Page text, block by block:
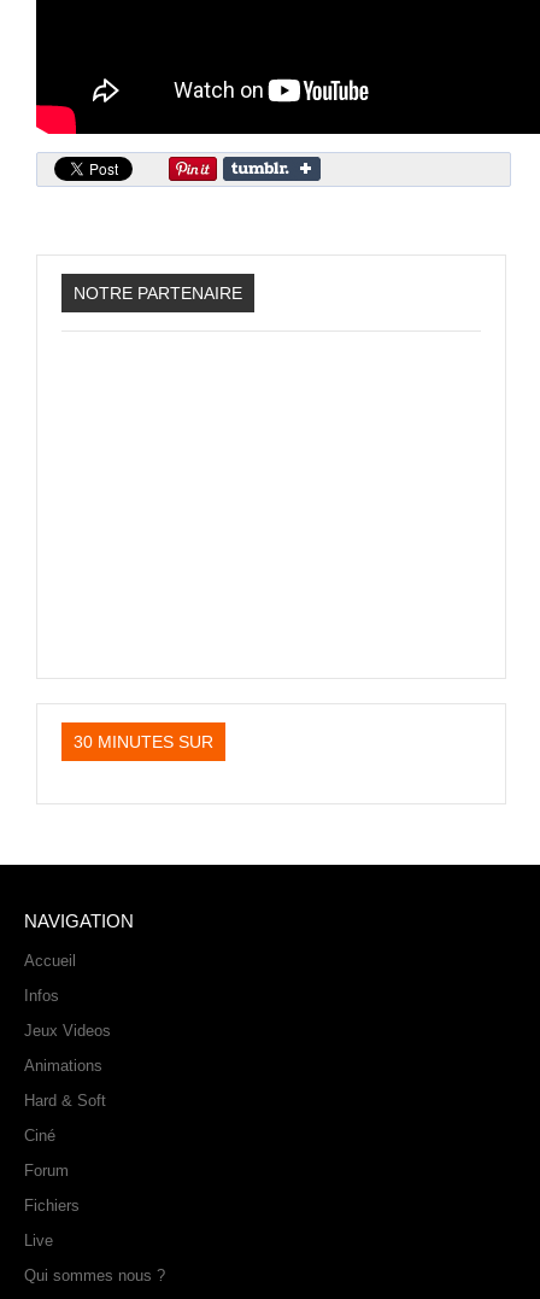
Divers Stop Motions
Sonic Chronicles Le Film
Review Figurines
HARD & SOFT
Unboxing
Reviews
NOTRE PARTENAIRE
30 MINUTES SUR
NAVIGATION
Accueil
Infos
Jeux Videos
Animations
Hard & Soft
Ciné
Forum
Fichiers
Live
Qui sommes nous ?